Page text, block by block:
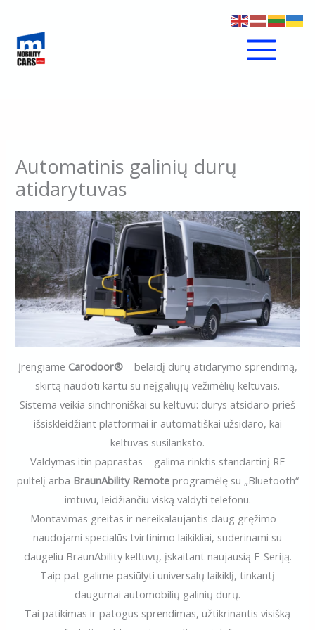
turinio
Automatinis galinių durų
atidarytuvas
Įrengiame Carodoor®– belaidį durų atidarymo sprendimą,
skirtą naudoti kartu su neįgaliųjų vežimėlių keltuvais.
Sistema veikia sinchroniškai su keltuvu: durys atsidaro prieš
išsiskleidžiant platformai ir automatiškai užsidaro, kai
keltuvas susilanksto.
Valdymas itin paprastas – galima rinktis standartinį RF
pultelį arba BraunAbility Remoteprogramėlę su „Bluetooth“
imtuvu, leidžiančiu viską valdyti telefonu.
Montavimas greitas ir nereikalaujantis daug gręžimo –
naudojami specialūs tvirtinimo laikikliai, suderinami su
daugeliu BraunAbility keltuvų, įskaitant naujausią E-Seriją.
Taip pat galime pasiūlyti universalų laikiklį, tinkantį
daugumai automobilių galinių durų.
Tai patikimas ir patogus sprendimas, užtikrinantis visišką